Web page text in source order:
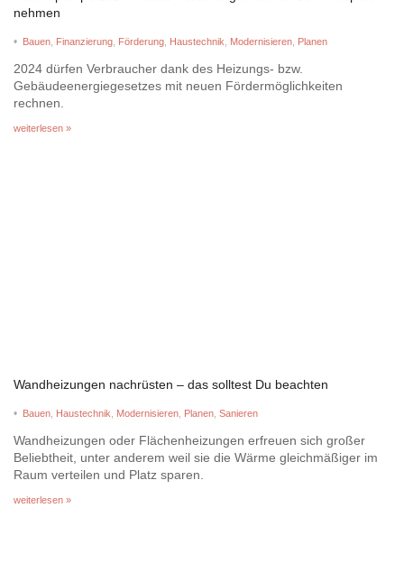
nehmen
• Bauen Finanzierung Förderung Haustechnik Modernisieren Planen
2024 dürfen Verbraucher dank des Heizungs- bzw.
Gebäudeenergiegesetzes mit neuen Fördermöglichkeiten
rechnen.
weiterlesen »
Wandheizungen nachrüsten – das solltest Du beachten
• Bauen Haustechnik Modernisieren Planen Sanieren
Wandheizungen oder Flächenheizungen erfreuen sich großer
Beliebtheit, unter anderem weil sie die Wärme gleichmäßiger im
Raum verteilen und Platz sparen.
weiterlesen »